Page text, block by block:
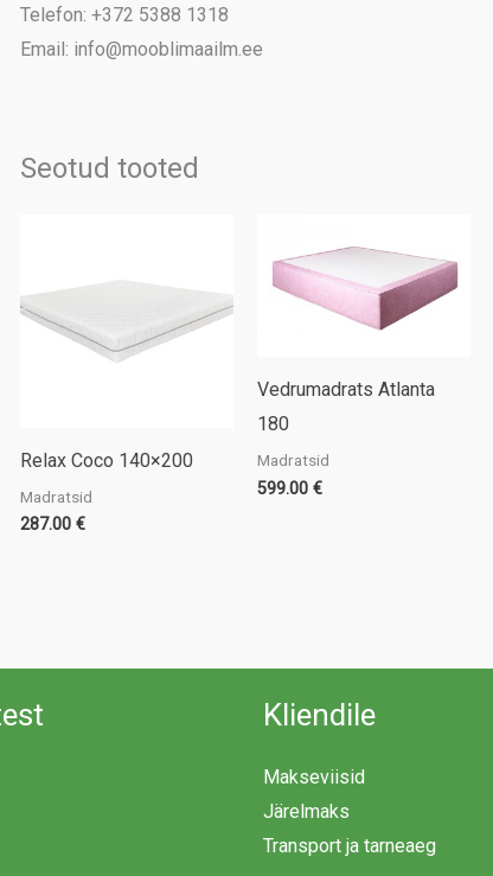
Telefon: +372 5388 1318
Email: info@mooblimaailm.ee
Seotud tooted
Relax Coco 140×200
Madratsid
287.00 €
Vedrumadrats Atlanta
180
Madratsid
599.00 €
Kliendile
Makseviisid
Järelmaks
Transport ja tarneaeg